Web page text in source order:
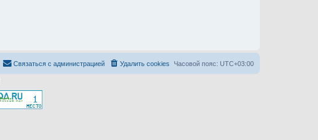
Часовой пояс: UTC+03:00
Удалить cookies
Связаться с администрацией